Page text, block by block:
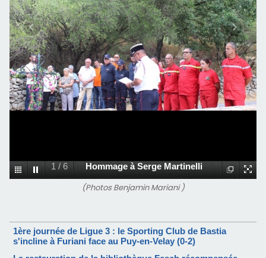
1 /6 Hommage à Serge Martinelli
(Photos Benjamin Mariani )
1ère journée de Ligue 3 : le Sporting Club de Bastia
s'incline à Furiani face au Puy-en-Velay (0-2)